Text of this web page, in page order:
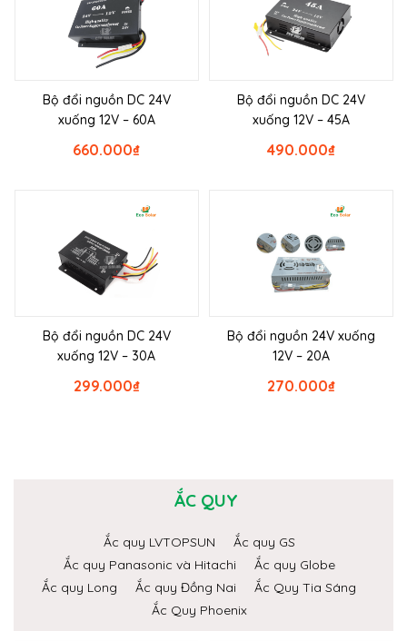
Bộ đổi nguồn DC 24V
xuống 12V – 60A
₫
660.000
Bộ đổi nguồn DC 24V
xuống 12V – 45A
₫
490.000
Bộ đổi nguồn DC 24V
xuống 12V – 30A
₫
299.000
Bộ đổi nguồn 24V xuống
12V – 20A
₫
270.000
ẮC QUY
Ắc quy LVTOPSUN
Ắc quy GS
Ắc quy Panasonic và Hitachi
Ắc quy Globe
Ắc quy Long
Ắc quy Đồng Nai
Ắc Quy Tia Sáng
Ắc Quy Phoenix